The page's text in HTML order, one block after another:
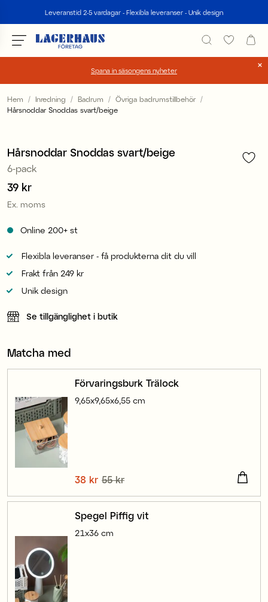
Leveranstid 2-5 vardagar - Flexibla leveranser - Unik design
Spana in säsongens nyheter
Välj språk / valuta
Hem Inredning Badrum
Övriga badrumstillbehör
Hårsnoddar Snoddas svart/beige
Hårsnoddar Snoddas svart/beige
6-pack
Pris:39 kr
39 kr
Ex. moms
Online 200+ st
Flexibla leveranser - få produkterna dit du vill
Frakt från 249 kr
Unik design
Se tillgänglighet i butik
Matcha med
Förvaringsburk Trälock
9,65x9,65x6,55 cm
Nuvarande pris 55 kr
38 kr 55 kr
Spegel Piffig vit
21x36 cm